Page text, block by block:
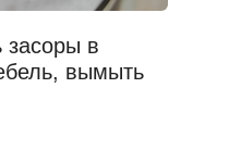
засоры в
вымыть